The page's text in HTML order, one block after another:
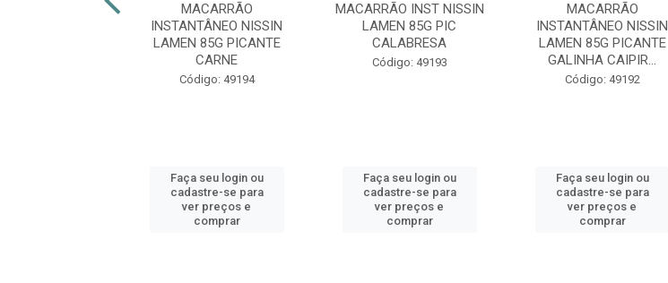
MACARRÃO
INSTANTÂNEO NISSIN
LAMEN 85G PICANTE
CARNE
Código: 49194
Faça seu login ou
cadastre-se para
ver preços e
comprar
MACARRÃO INST NISSIN
LAMEN 85G PIC
CALABRESA
Código: 49193
Faça seu login ou
cadastre-se para
ver preços e
comprar
MACARRÃO
INSTANTÂNEO NISSIN
LAMEN 85G PICANTE
GALINHA CAIPIR...
Código: 49192
Faça seu login ou
cadastre-se para
ver preços e
comprar